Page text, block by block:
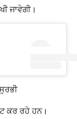
ਜਾਵੇਗੀ।
ਕਰ ਰਹੇ ਹਨ।